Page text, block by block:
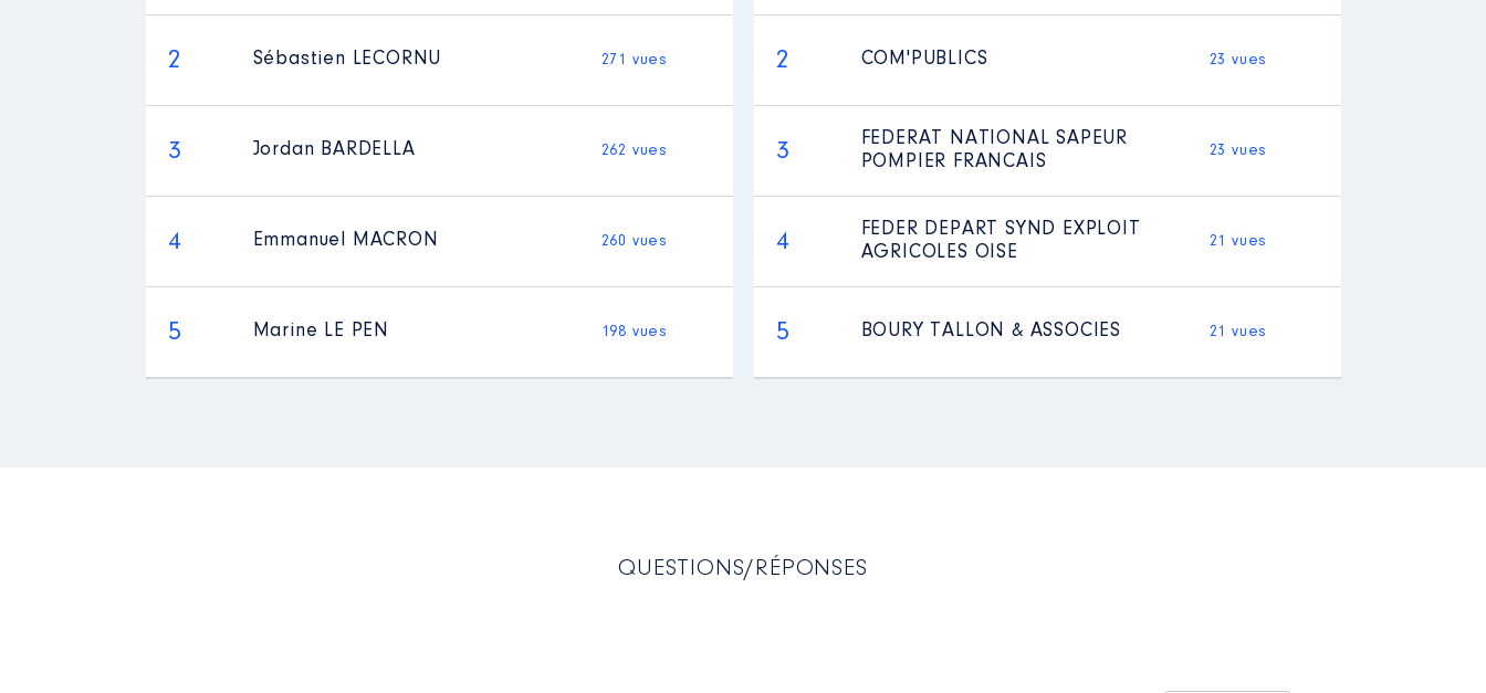
2 Sébastien LECORNU 271 vues
3 Jordan BARDELLA 262 vues
4 Emmanuel MACRON 260 vues
5 Marine LE PEN 198 vues
2 COM'PUBLICS 23 vues
3
FEDERAT NATIONAL SAPEUR
POMPIER FRANCAIS
23 vues
4
FEDER DEPART SYND EXPLOIT
AGRICOLES OISE
21 vues
5 BOURY TALLON & ASSOCIES 21 vues
QUESTIONS/RÉPONSES